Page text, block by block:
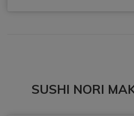
SUSHI NORI